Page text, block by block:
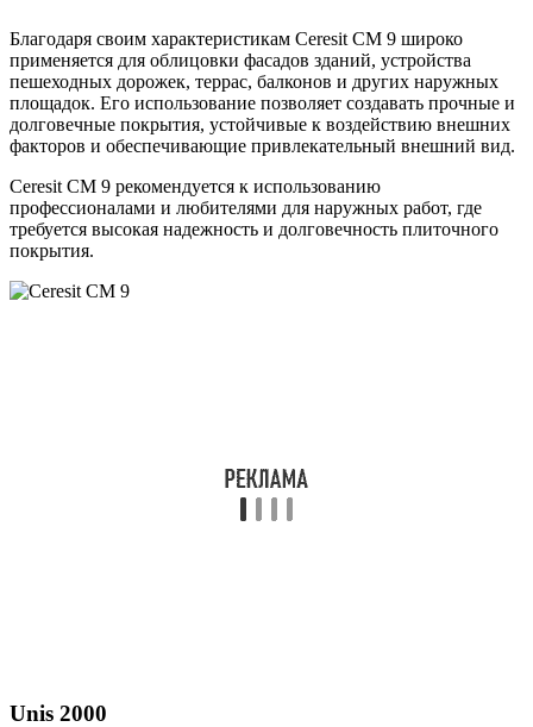
Благодаря своим характеристикам Ceresit CM 9 широко
применяется для облицовки фасадов зданий, устройства
пешеходных дорожек, террас, балконов и других наружных
площадок. Его использование позволяет создавать прочные и
долговечные покрытия, устойчивые к воздействию внешних
факторов и обеспечивающие привлекательный внешний вид.
Ceresit CM 9 рекомендуется к использованию
профессионалами и любителями для наружных работ, где
требуется высокая надежность и долговечность плиточного
покрытия.
Unis 2000